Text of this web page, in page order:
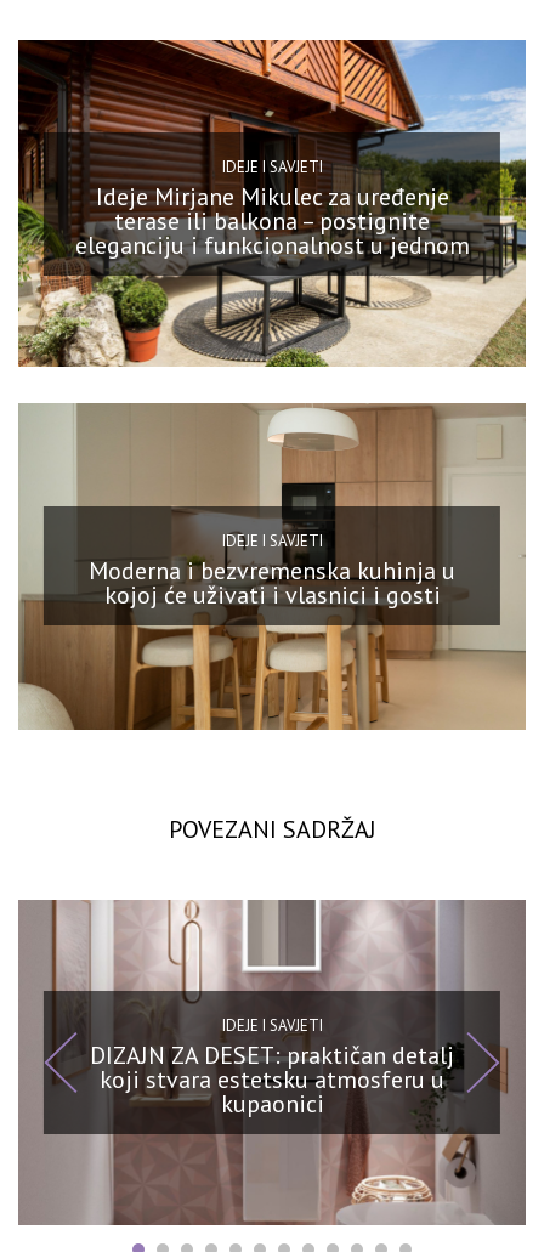
IDEJE I SAVJETI
Ideje Mirjane Mikulec za uređenje
terase ili balkona – postignite
eleganciju i funkcionalnost u jednom
IDEJE I SAVJETI
Moderna i bezvremenska kuhinja u
kojoj će uživati i vlasnici i gosti
POVEZANI SADRŽAJ
IDEJE I SAVJETI
DIZAJN ZA DESET: praktičan detalj
koji stvara estetsku atmosferu u
kupaonici